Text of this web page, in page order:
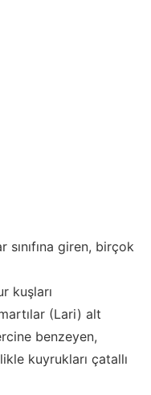
sınıfına giren, birçok
kuşları
(Lari) alt
benzeyen,
kuyrukları çatallı